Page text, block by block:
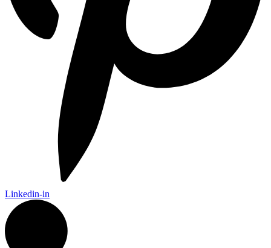
Linkedin-in